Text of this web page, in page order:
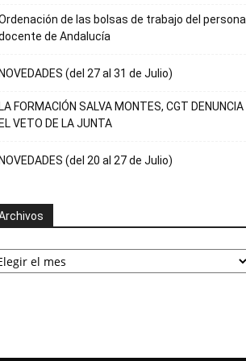
de las bolsas de trabajo del personal
de Andalucía
(del 27 al 31 de Julio)
FORMACIÓN SALVA MONTES, CGT DENUNCIA
VETO DE LA JUNTA
(del 20 al 27 de Julio)